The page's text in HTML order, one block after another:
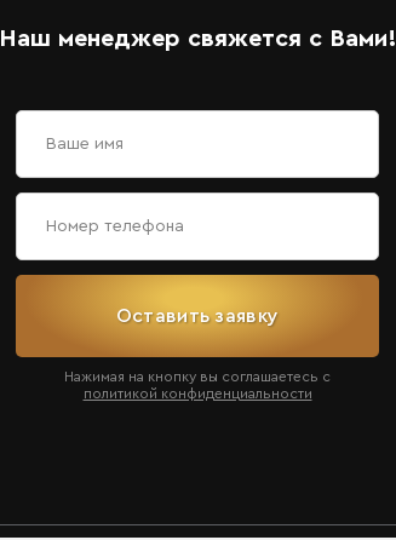
Наш менеджер свяжется с Вами!
Оставить заявку
Нажимая на кнопку вы соглашаетесь с
политикой конфиденциальности